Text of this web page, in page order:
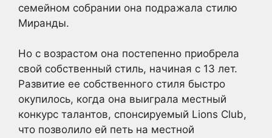
семейном собрании она подражала стилю
Миранды.
Но с возрастом она постепенно приобрела
свой собственный стиль, начиная с 13 лет.
Развитие ее собственного стиля быстро
окупилось, когда она выиграла местный
конкурс талантов, спонсируемый Lions Club,
что позволило ей петь на местной